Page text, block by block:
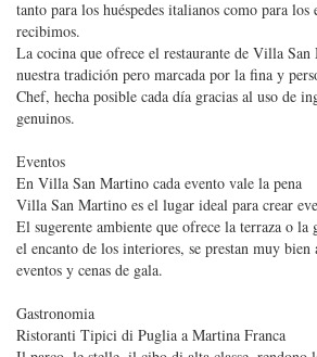
tanto para los huéspedes italianos como para los
recibimos.
La cocina que ofrece el restaurante de Villa
nuestra tradición pero marcada por la fina y
Chef, hecha posible cada día gracias al uso de
genuinos.
Eventos
En Villa San Martino cada evento vale la pena
Villa San Martino es el lugar ideal para crear
El sugerente ambiente que ofrece la terraza o la
el encanto de los interiores, se prestan muy
eventos y cenas de gala.
Gastronomia
Ristoranti Tipici di Puglia a Martina Franca